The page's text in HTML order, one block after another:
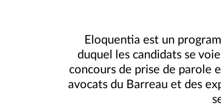
Eloquentia est un
duquel les candidats se
concours de prise de parole
avocats du Barreau et des